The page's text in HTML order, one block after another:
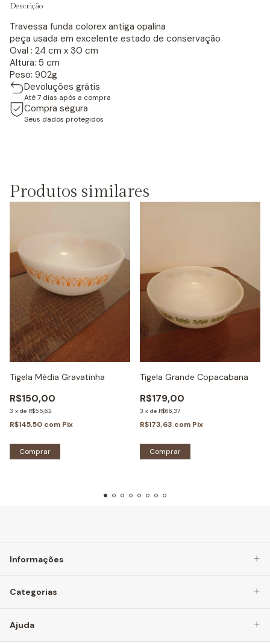
Descrição
Travessa funda colorex antiga opalina
peça usada em excelente estado de conservação
Oval : 24 cm x 30 cm
Altura: 5 cm
Peso: 902g
Devoluções grátis
Até 7 dias após a compra
Compra segura
Seus dados protegidos
Produtos similares
Tigela Média Gravatinha
R$150,00
3 x de R$55,62
R$145,50 com Pix
Tigela Grande Copacabana
R$179,00
3 x de R$66,37
R$173,63 com Pix
Informações
Categorias
Ajuda